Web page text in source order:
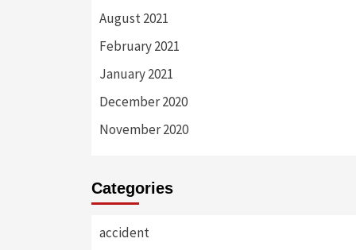
August 2021
February 2021
January 2021
December 2020
November 2020
Categories
accident